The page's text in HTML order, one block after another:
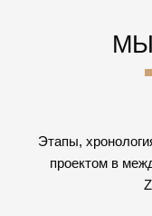
Этапы,
проектом в